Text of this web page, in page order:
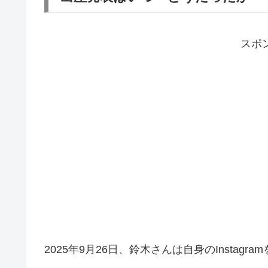
スポ
2025年9月26日、鈴木さんは自身のInstagram